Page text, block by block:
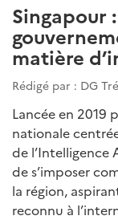
Singapour
matière
Rédigé par : DG
Lancée en 2019
nationale
de l’Intelligence
de s’imposer
la région,
reconnu à